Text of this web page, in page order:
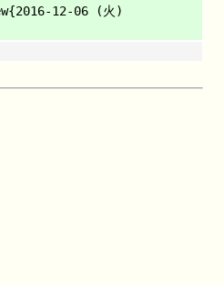
12-06 (火)